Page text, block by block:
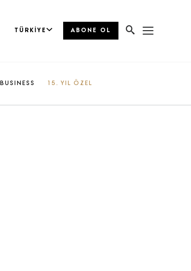
TÜRKIYE ABONE OL
15. YIL ÖZEL